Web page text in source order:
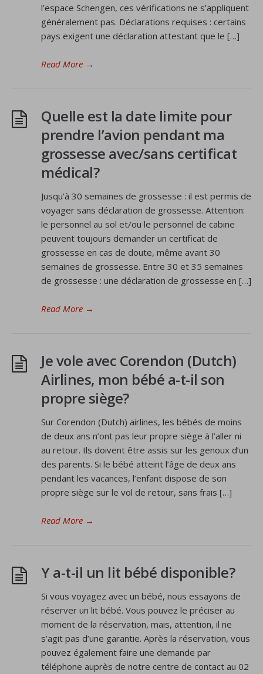
l’espace Schengen, ces vérifications ne s’appliquent
généralement pas. Déclarations requises : certains
pays exigent une déclaration attestant que le […]
Read More →
Quelle est la date limite pour
prendre l’avion pendant ma
grossesse avec/sans certificat
médical?
Jusqu’à 30 semaines de grossesse : il est permis de
voyager sans déclaration de grossesse. Attention:
le personnel au sol et/ou le personnel de cabine
peuvent toujours demander un certificat de
grossesse en cas de doute, même avant 30
semaines de grossesse. Entre 30 et 35 semaines
de grossesse : une déclaration de grossesse en […]
Read More →
Je vole avec Corendon (Dutch)
Airlines, mon bébé a-t-il son
propre siège?
Sur Corendon (Dutch) airlines, les bébés de moins
de deux ans n’ont pas leur propre siège à l’aller ni
au retour. Ils doivent être assis sur les genoux d’un
des parents. Si le bébé atteint l’âge de deux ans
pendant les vacances, l’enfant dispose de son
propre siège sur le vol de retour, sans frais […]
Read More →
Y a-t-il un lit bébé disponible?
Si vous voyagez avec un bébé, nous essayons de
réserver un lit bébé. Vous pouvez le préciser au
moment de la réservation, mais, attention, il ne
s’agit pas d’une garantie. Après la réservation, vous
pouvez également faire une demande par
téléphone auprès de notre centre de contact au 02